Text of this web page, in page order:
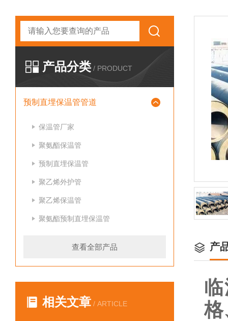
产品分类 / PRODUCT
预制直埋保温管管道
保温管厂家
聚氨酯保温管
预制直埋保温管
聚乙烯外护管
聚乙烯保温管
聚氨酯预制直埋保温管
查看全部产品
相关文章 / ARTICLE
产
格